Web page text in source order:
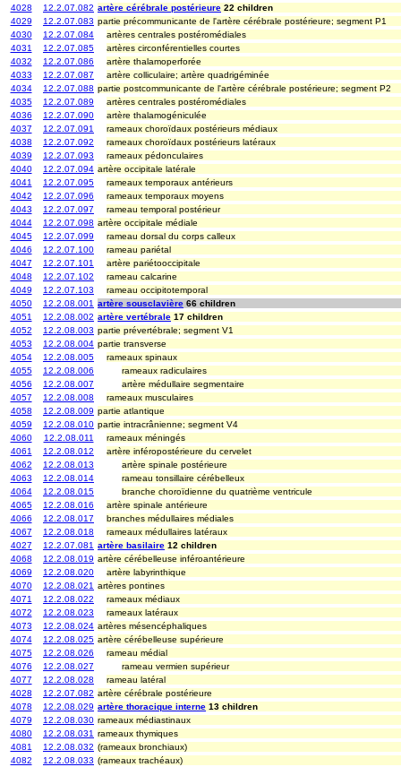
4028
12.2.07.082 artère cérébrale postérieure 22 children
4029
12.2.07.083 partie précommunicante de l'artère cérébrale postérieure; segment P1
4030
12.2.07.084
artères centrales postéromédiales
4031
12.2.07.085
artères circonférentielles courtes
4032
12.2.07.086
artère thalamoperforée
4033
12.2.07.087
artère colliculaire; artère quadrigéminée
4034
12.2.07.088 partie postcommunicante de l'artère cérébrale postérieure; segment P2
4035
12.2.07.089
artères centrales postéromédiales
4036
12.2.07.090
artère thalamogéniculée
4037
12.2.07.091
rameaux choroïdaux postérieurs médiaux
4038
12.2.07.092
rameaux choroïdaux postérieurs latéraux
4039
12.2.07.093
rameaux pédonculaires
4040
12.2.07.094 artère occipitale latérale
4041
12.2.07.095
rameaux temporaux antérieurs
4042
12.2.07.096
rameaux temporaux moyens
4043
12.2.07.097
rameau temporal postérieur
4044
12.2.07.098 artère occipitale médiale
4045
12.2.07.099
rameau dorsal du corps calleux
4046
12.2.07.100
rameau pariétal
4047
12.2.07.101
artère pariétooccipitale
4048
12.2.07.102
rameau calcarine
4049
12.2.07.103
rameau occipitotemporal
4050
12.2.08.001 artère sousclavière 66 children
4051
12.2.08.002 artère vertébrale 17 children
4052
12.2.08.003 partie prévertébrale; segment V1
4053
12.2.08.004 partie transverse
4054
12.2.08.005
rameaux spinaux
4055
12.2.08.006
rameaux radiculaires
4056
12.2.08.007
artère médullaire segmentaire
4057
12.2.08.008
rameaux musculaires
4058
12.2.08.009 partie atlantique
4059
12.2.08.010 partie intracrânienne; segment V4
4060
12.2.08.011
rameaux méningés
4061
12.2.08.012
artère inféropostérieure du cervelet
4062
12.2.08.013
artère spinale postérieure
4063
12.2.08.014
rameau tonsillaire cérébelleux
4064
12.2.08.015
branche choroïdienne du quatrième ventricule
4065
12.2.08.016
artère spinale antérieure
4066
12.2.08.017
branches médullaires médiales
4067
12.2.08.018
rameaux médullaires latéraux
4027
12.2.07.081 artère basilaire 12 children
4068
12.2.08.019 artère cérébelleuse inféroantérieure
4069
12.2.08.020
artère labyrinthique
4070
12.2.08.021 artères pontines
4071
12.2.08.022
rameaux médiaux
4072
12.2.08.023
rameaux latéraux
4073
12.2.08.024 artères mésencéphaliques
4074
12.2.08.025 artère cérébelleuse supérieure
4075
12.2.08.026
rameau médial
4076
12.2.08.027
rameau vermien supérieur
4077
12.2.08.028
rameau latéral
4028
12.2.07.082 artère cérébrale postérieure
4078
12.2.08.029 artère thoracique interne 13 children
4079
12.2.08.030 rameaux médiastinaux
4080
12.2.08.031 rameaux thymiques
4081
12.2.08.032 (rameaux bronchiaux)
4082
12.2.08.033 (rameaux trachéaux)